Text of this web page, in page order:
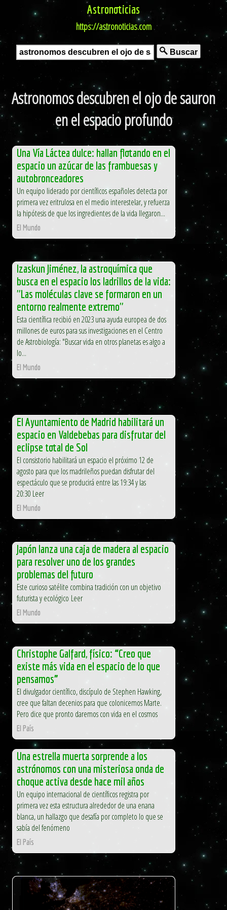
Astronoticias
https://astronoticias.com
Buscar
Astronomos descubren el ojo de sauron
en el espacio profundo
Una Vía Láctea dulce: hallan flotando en el
espacio un azúcar de las frambuesas y
autobronceadores
Un equipo liderado por científicos españoles detecta por
primera vez eritrulosa en el medio interestelar, y refuerza
la hipótesis de que los ingredientes de la vida llegaron...
El Mundo
Izaskun Jiménez, la astroquímica que
busca en el espacio los ladrillos de la vida:
"Las moléculas clave se formaron en un
entorno realmente extremo"
Esta científica recibió en 2023 una ayuda europea de dos
millones de euros para sus investigaciones en el Centro
de Astrobiología: "Buscar vida en otros planetas es algo a
lo...
El Mundo
El Ayuntamiento de Madrid habilitará un
espacio en Valdebebas para disfrutar del
eclipse total de Sol
El consistorio habilitará un espacio el próximo 12 de
agosto para que los madrileños puedan disfrutar del
espectáculo que se producirá entre las 19:34 y las
20:30 Leer
El Mundo
Japón lanza una caja de madera al espacio
para resolver uno de los grandes
problemas del futuro
Este curioso satélite combina tradición con un objetivo
futurista y ecológico Leer
El Mundo
Christophe Galfard, físico: “Creo que
existe más vida en el espacio de lo que
pensamos”
El divulgador científico, discípulo de Stephen Hawking,
cree que faltan decenios para que colonicemos Marte.
Pero dice que pronto daremos con vida en el cosmos
El País
Una estrella muerta sorprende a los
astrónomos con una misteriosa onda de
choque activa desde hace mil años
Un equipo internacional de científicos registra por
primera vez esta estructura alrededor de una enana
blanca, un hallazgo que desafía por completo lo que se
sabía del fenómeno
El País